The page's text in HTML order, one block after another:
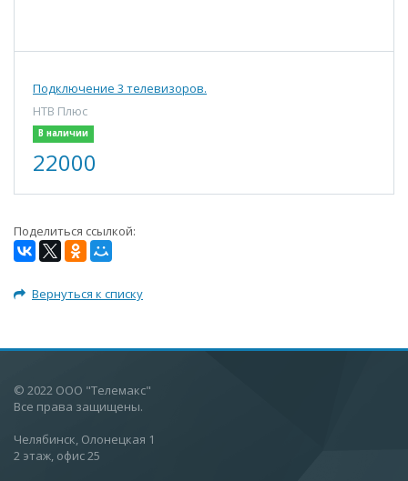
Подключение 3 телевизоров.
НТВ Плюс
В наличии
22000
Поделиться ссылкой:
Вернуться к списку
© 2022 ООО "Телемакс"
Все права защищены.
Челябинск, Олонецкая 1
2 этаж, офис 25